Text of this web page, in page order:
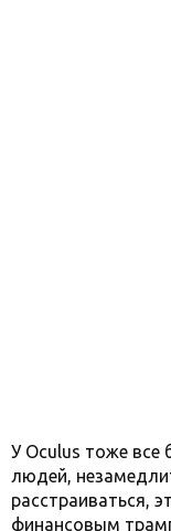
У Oculus тоже все
людей,
расстраиваться,
финансовым